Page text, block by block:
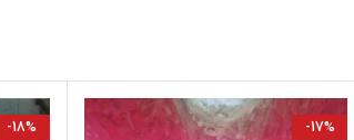
-17%
-18%